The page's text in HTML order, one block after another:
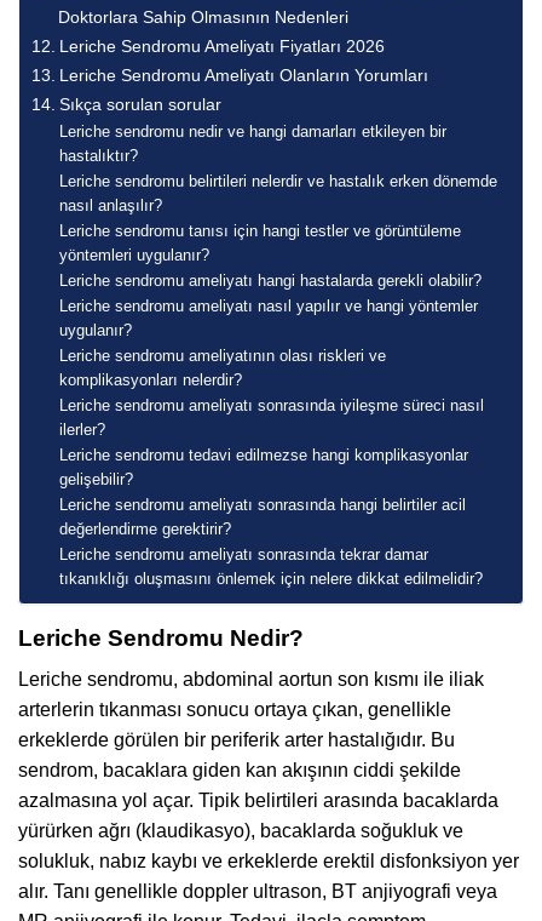
Doktorlara Sahip Olmasının Nedenleri
Leriche Sendromu Ameliyatı Fiyatları 2026
Leriche Sendromu Ameliyatı Olanların Yorumları
Sıkça sorulan sorular
Leriche sendromu nedir ve hangi damarları etkileyen bir
hastalıktır?
Leriche sendromu belirtileri nelerdir ve hastalık erken dönemde
nasıl anlaşılır?
Leriche sendromu tanısı için hangi testler ve görüntüleme
yöntemleri uygulanır?
Leriche sendromu ameliyatı hangi hastalarda gerekli olabilir?
Leriche sendromu ameliyatı nasıl yapılır ve hangi yöntemler
uygulanır?
Leriche sendromu ameliyatının olası riskleri ve
komplikasyonları nelerdir?
Leriche sendromu ameliyatı sonrasında iyileşme süreci nasıl
ilerler?
Leriche sendromu tedavi edilmezse hangi komplikasyonlar
gelişebilir?
Leriche sendromu ameliyatı sonrasında hangi belirtiler acil
değerlendirme gerektirir?
Leriche sendromu ameliyatı sonrasında tekrar damar
tıkanıklığı oluşmasını önlemek için nelere dikkat edilmelidir?
Leriche Sendromu Nedir?
Leriche sendromu, abdominal aortun son kısmı ile iliak
arterlerin tıkanması sonucu ortaya çıkan, genellikle
erkeklerde görülen bir periferik arter hastalığıdır. Bu
sendrom, bacaklara giden kan akışının ciddi şekilde
azalmasına yol açar. Tipik belirtileri arasında bacaklarda
yürürken ağrı (klaudikasyo), bacaklarda soğukluk ve
solukluk, nabız kaybı ve erkeklerde erektil disfonksiyon yer
alır. Tanı genellikle doppler ultrason, BT anjiyografi veya